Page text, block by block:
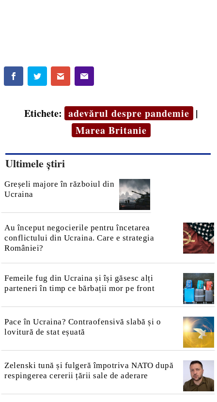
Etichete: adevărul despre pandemie |
Marea Britanie
Ultimele știri
Greșeli majore în războiul din
Ucraina
Au început negocierile pentru încetarea
conflictului din Ucraina. Care e strategia
României?
Femeile fug din Ucraina și își găsesc alți
parteneri în timp ce bărbații mor pe front
Pace în Ucraina? Contraofensivă slabă și o
lovitură de stat eșuată
Zelenski tună și fulgeră împotriva NATO după
respingerea cererii țării sale de aderare